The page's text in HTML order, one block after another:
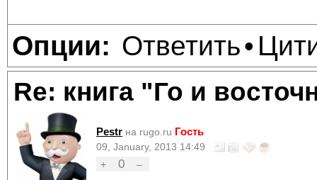
Опции: Ответить•
Re: книга "Го и
Pestr на rugo.ru Гость
09, January, 2013 14:49
+
0 –